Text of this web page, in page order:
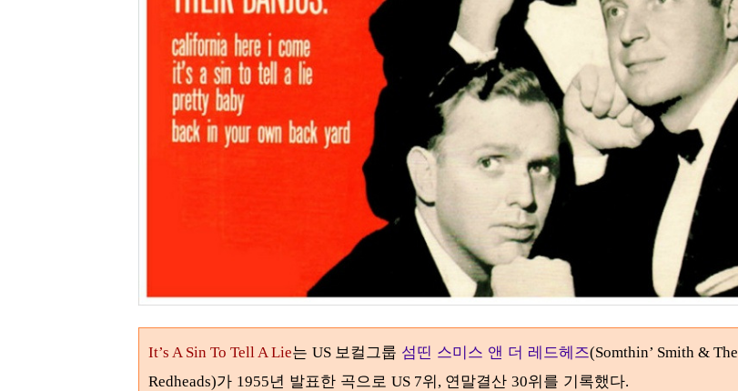
It’s A Sin To Tell A Lie는 US 보컬그룹 섬띤 스미스 앤 더 레드헤즈(Somthin’ Smith & The
Redheads)가 1955년 발표한 곡으로 US 7위, 연말결산 30위를 기록했다.